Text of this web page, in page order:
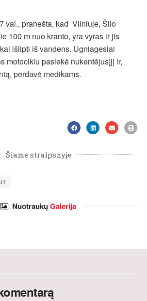
val., pranešta, kad Vilniuje, Šilo
100 m nuo kranto, yra vyras ir jis
išlipti iš vandens. Ugniagesiai
motociklu pasiekė nukentėjusįjį ir,
perdavė medikams.
Šiame straipsnyje
NuotraukųGalerija